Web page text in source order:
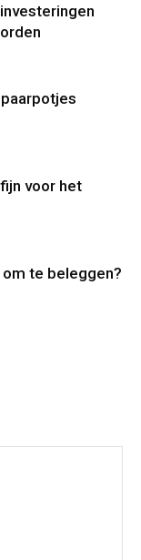
voor het
te beleggen?